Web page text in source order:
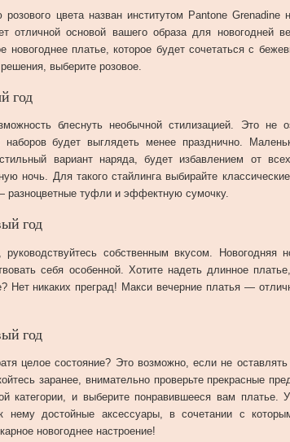
цвета назван институтом Pantone Grenadine
отличной основой вашего образа для новогодней
новогоднее платье, которое будет сочетаться с
выберите розовое.
год
блеснуть необычной стилизацией. Это не
наборов будет выглядеть менее празднично.
вариант наряда, будет избавлением от
ночь. Для такого стайлинга выбирайте
разноцветные туфли и эффектную сумочку.
год
руководствуйтесь собственным вкусом. Новогодняя
себя особенной. Хотите надеть длинное
Нет никаких преград! Макси вечерние платья —
год
целое состояние? Это возможно, если не
заранее, внимательно проверьте прекрасные
категории, и выберите понравившееся вам платье.
нему достойные аксессуары, в сочетании с
новогоднее настроение!